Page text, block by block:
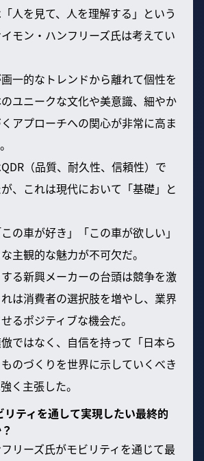
人を見て、人を理解する」という
モン・ハンフリーズ氏は考えてい
一的なトレンドから離れて個性を
ユニークな文化や美意識、細やか
アプローチへの関心が非常に高ま
（品質、耐久性、信頼性）で
、これは現代において「基礎」と
の車が好き」「この車が欲しい」
主観的な魅力が不可欠だ。
る新興メーカーの台頭は競争を激
は消費者の選択肢を増やし、業界
るポジティブな機会だ。
ではなく、自信を持って「日本ら
のづくりを世界に示していくべき
く主張した。
リティを通して実現したい最終的
リーズ氏がモビリティを通じて最